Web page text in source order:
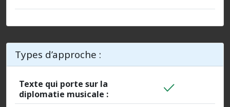
Types d’approche :
Texte qui porte sur la
diplomatie musicale :